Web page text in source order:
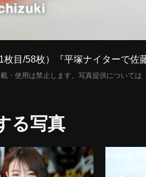
枚目/58枚）『平塚ナイターで
・使用は禁止します。写真提供については
る写真